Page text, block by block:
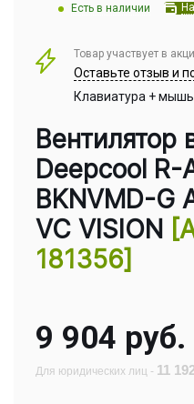
Есть в наличии
Товар участвует в
Оставьте отзыв и
Клавиатура +
Вентилятор
Deepcool R-
BKNVMD-G
VC VISION
181356]
9 904 руб.
Для юридических лиц - 11